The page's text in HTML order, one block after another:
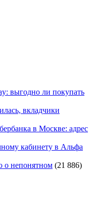
выгодно ли покупать
вкладчики
в Москве: адрес
кабинету в Альфа
о непонятном (21 886)